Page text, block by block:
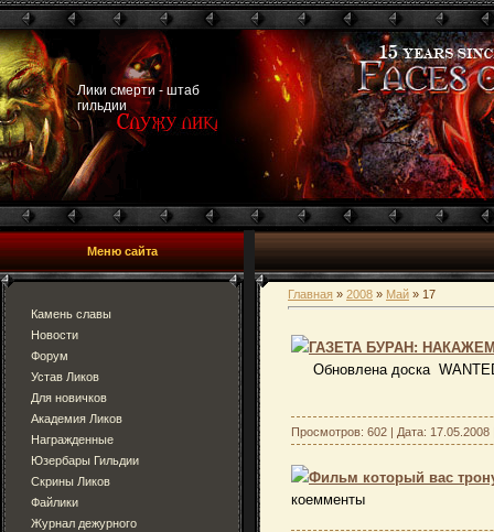
Лики смерти - штаб
гильдии
Меню сайта
Камень славы
Новости
Форум
Устав Ликов
Для новичков
Академия Ликов
Награжденные
Юзербары Гильдии
Скрины Ликов
Файлики
Журнал дежурного
Главная » 2008 » Май » 17
ГАЗЕТА БУРАН:
Обновлена доска
Просмотров: 602 | Дата: 17.05.2008
Фильм который вас
коемменты